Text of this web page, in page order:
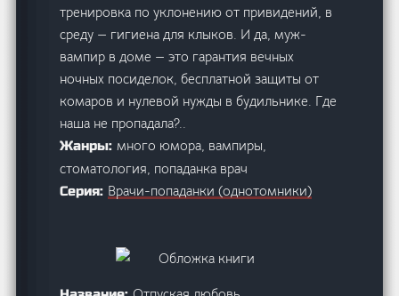
тренировка по уклонению от привидений, в
среду — гигиена для клыков. И да, муж-
вампир в доме — это гарантия вечных
ночных посиделок, бесплатной защиты от
комаров и нулевой нужды в будильнике. Где
наша не пропадала?..
Жанры:много юмора, вампиры,
стоматология, попаданка врач
Серия: Врачи-попаданки (однотомники)